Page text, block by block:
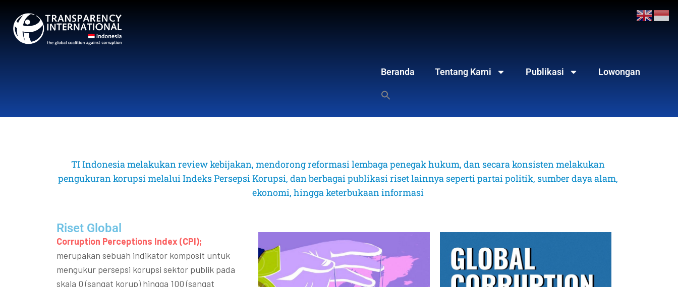
Beranda Tentang Kami Publikasi Lowongan
TI Indonesia melakukan review kebijakan, mendorong reformasi lembaga penegak hukum, dan secara konsisten melakukan
pengukuran korupsi melalui Indeks Persepsi Korupsi, dan berbagai publikasi riset lainnya seperti partai politik, sumber daya alam,
ekonomi, hingga keterbukaan informasi
Riset Global​
Corruption Perceptions Index (CPI);
merupakan sebuah indikator komposit untuk
mengukur persepsi korupsi sektor publik pada
skala 0 (sangat korup) hingga 100 (sangat